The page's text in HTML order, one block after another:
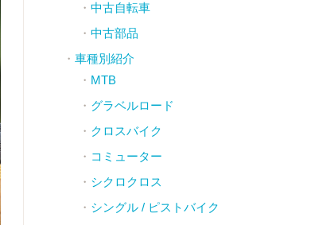
中古自転車
中古部品
車種別紹介
MTB
グラベルロード
クロスバイク
コミューター
シクロクロス
シングル / ピストバイク